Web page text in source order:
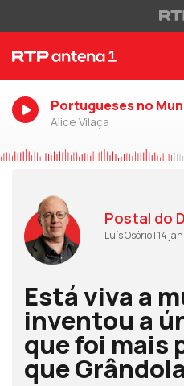
Portugueses no
Alice Vilaça
Postal do
Luís Osório | 14
Está viva a
inventou a
que foi mais
que Grândola